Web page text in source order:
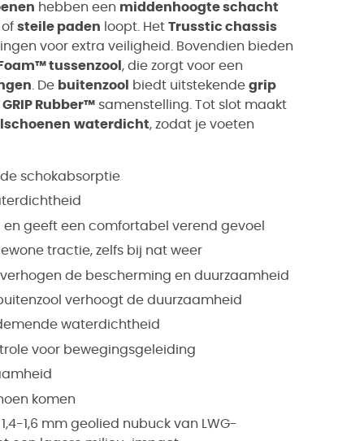
hebben een middenhoogte schacht
steile paden loopt. Het Trusstic chassis
voor extra veiligheid. Bovendien bieden
tussenzool , die zorgt voor een
. De buitenzool biedt uitstekende grip
GRIP Rubber™ samenstelling. Tot slot maakt
waterdicht, zodat je voeten
schokabsorptie
geeft een comfortabel verend gevoel
tractie, zelfs bij nat weer
de bescherming en duurzaamheid
verhoogt de duurzaamheid
waterdichtheid
voor bewegingsgeleiding
komen
1,6 mm geolied nubuck van LWG-